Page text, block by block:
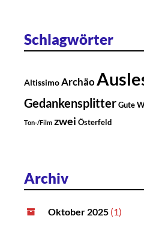
Schlagwörter
AltissimoArchäo
GedankensplitterGute
Ton-/Film zwei Österfeld
Archiv
Oktober 2025 (1)